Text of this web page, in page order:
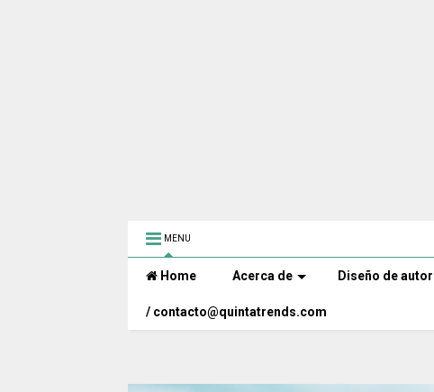
MENU
Home Acerca de Diseño de autor
/ contacto@quintatrends.com